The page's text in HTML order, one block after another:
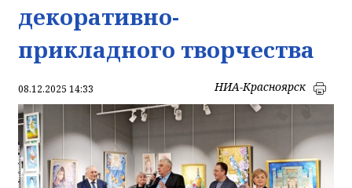
декоративно-
прикладного творчества
08.12.2025 14:33 НИА-Красноярск